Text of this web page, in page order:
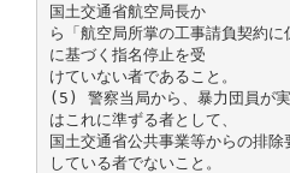
国土交通省航空局長か
ら「航空局所掌の工事請負契約に
に基づく指名停止を受
けていない者であること。
(5) 警察当局から、暴力団員が
はこれに準ずる者として、
国土交通省公共事業等からの排
している者でないこと。